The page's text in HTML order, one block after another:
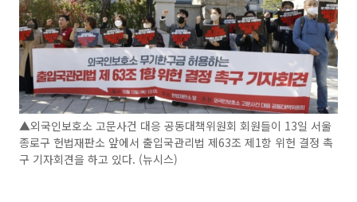
▲외국인보호소 고문사건 대응 공동대책위원회 회원들이 13일 서울
종로구 헌법재판소 앞에서 출입국관리법 제63조 제1항 위헌 결정 촉
구 기자회견을 하고 있다. (뉴시스)